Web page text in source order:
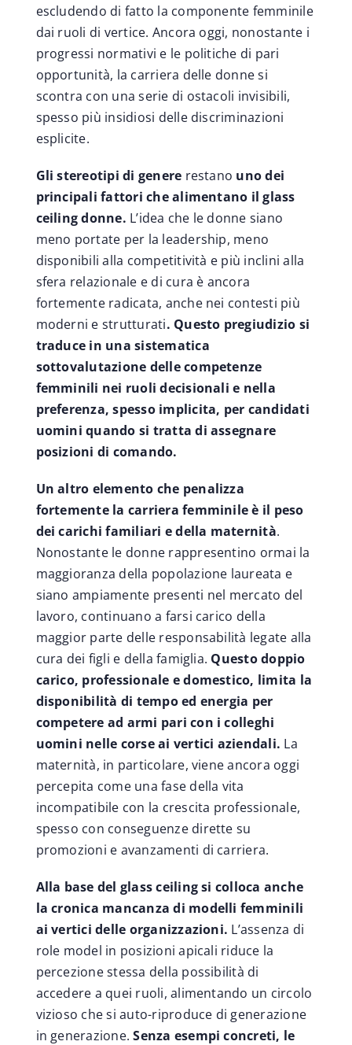
escludendo di fatto la componente femminile
dai ruoli di vertice. Ancora oggi, nonostante i
progressi normativi e le politiche di pari
opportunità, la carriera delle donne si
scontra con una serie di ostacoli invisibili,
spesso più insidiosi delle discriminazioni
esplicite.
Gli stereotipi di genere restano uno dei
principali fattori che alimentano il glass
ceiling donne. L’idea che le donne siano
meno portate per la leadership, meno
disponibili alla competitività e più inclini alla
sfera relazionale e di cura è ancora
fortemente radicata, anche nei contesti più
moderni e strutturati. Questo pregiudizio si
traduce in una sistematica
sottovalutazione delle competenze
femminili nei ruoli decisionali e nella
preferenza, spesso implicita, per candidati
uomini quando si tratta di assegnare
posizioni di comando.
Un altro elemento che penalizza
fortemente la carriera femminile è il peso
dei carichi familiari e della maternità.
Nonostante le donne rappresentino ormai la
maggioranza della popolazione laureata e
siano ampiamente presenti nel mercato del
lavoro, continuano a farsi carico della
maggior parte delle responsabilità legate alla
cura dei figli e della famiglia. Questo doppio
carico, professionale e domestico, limita la
disponibilità di tempo ed energia per
competere ad armi pari con i colleghi
uomini nelle corse ai vertici aziendali. La
maternità, in particolare, viene ancora oggi
percepita come una fase della vita
incompatibile con la crescita professionale,
spesso con conseguenze dirette su
promozioni e avanzamenti di carriera.
Alla base del glass ceiling si colloca anche
la cronica mancanza di modelli femminili
ai vertici delle organizzazioni. L’assenza di
role model in posizioni apicali riduce la
percezione stessa della possibilità di
accedere a quei ruoli, alimentando un circolo
vizioso che si auto-riproduce di generazione
in generazione.Senza esempi concreti, le